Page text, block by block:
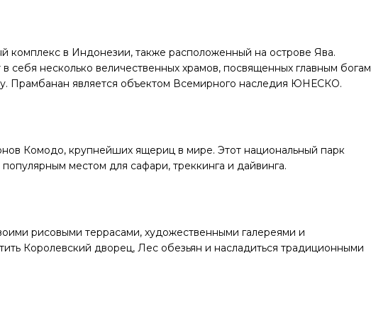
комплекс в Индонезии, также расположенный на острове Ява.
себя несколько величественных храмов, посвященных главным богам
Прамбанан является объектом Всемирного наследия ЮНЕСКО.
Комодо, крупнейших ящериц в мире. Этот национальный парк
местом для сафари, треккинга и дайвинга.
рисовыми террасами, художественными галереями и
Королевский дворец, Лес обезьян и насладиться традиционными